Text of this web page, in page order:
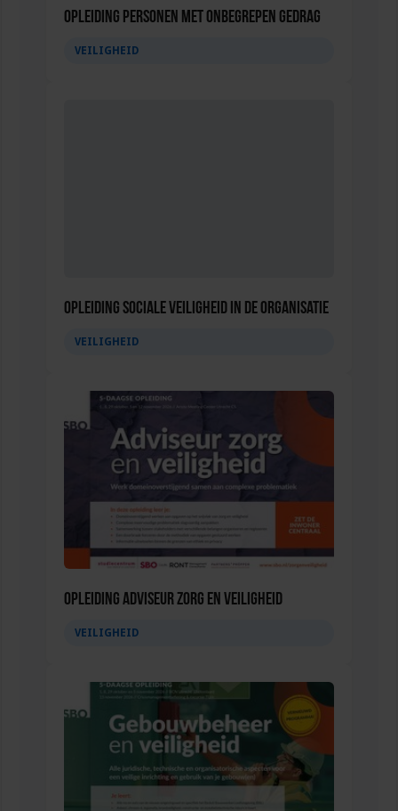
Opleiding Personen met onbegrepen gedrag
VEILIGHEID
Opleiding Sociale Veiligheid in de Organisatie
VEILIGHEID
Opleiding Adviseur zorg en veiligheid
VEILIGHEID